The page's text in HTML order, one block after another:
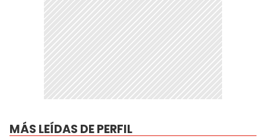
MÁS LEÍDAS DE PERFIL